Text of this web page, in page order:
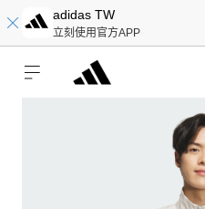
adidas TW
立刻使用官方APP